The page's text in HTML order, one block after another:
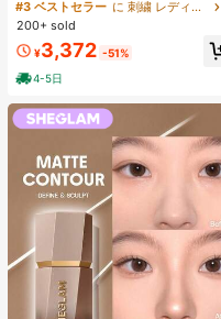
ション ロングサイズ 夏服 女性 ワイ
ルドスタイル ボア付きトップス ワ
ルドスタイル ロングスカート 3点セ
ット UVカット 軽量 通気性 袖付き
ヒップカバー効果 通気性抜群 サイ
豊富
#3 ベストセラー
に 刺繍 レディースコーデ
200+ sold
¥3,372 -51%
4-5日